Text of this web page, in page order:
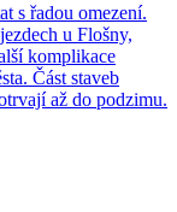
s řadou omezení.
u Flošny,
komplikace
Část staveb
až do podzimu.